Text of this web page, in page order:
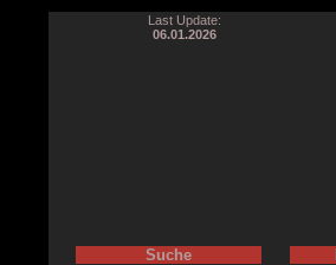
Last Update:
06.01.2026
Suche